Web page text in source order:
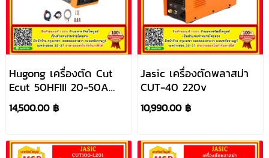
Hugong เครื่องตัด Cut
Ecut 50HFIII 20-50A
220V ตัดพลาสม่า
14,500.00 ฿
Jasic เครื่องตัดพลาสม่า
CUT-40 220v
10,990.00 ฿